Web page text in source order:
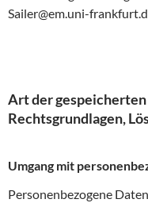
Sailer@em.uni-
Art der
Rechtsgrundlagen,
Umgang mit
Personenbezogene